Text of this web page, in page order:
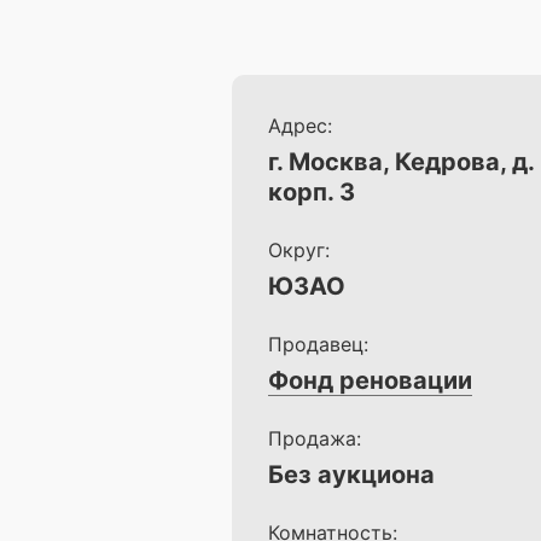
Адрес:
г. Москва, Кедрова, д.
корп. 3
Округ:
ЮЗАО
Продавец:
Фонд реновации
Продажа:
Без аукциона
Комнатность: